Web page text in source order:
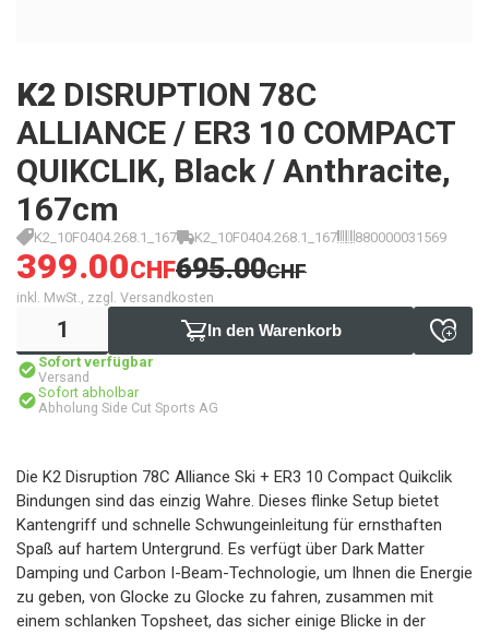
K2 DISRUPTION 78C
ALLIANCE / ER3 10 COMPACT
QUIKCLIK, Black / Anthracite,
167cm
K2_10F0404.268.1_167 K2_10F0404.268.1_167 880000031569
399.00CHF695.00CHF
inkl. MwSt., zzgl. Versandkosten
In den Warenkorb
Sofort verfügbar
Versand
Sofort abholbar
Abholung Side Cut Sports AG
Die K2 Disruption 78C Alliance Ski + ER3 10 Compact Quikclik
Bindungen sind das einzig Wahre. Dieses flinke Setup bietet
Kantengriff und schnelle Schwungeinleitung für ernsthaften
Spaß auf hartem Untergrund. Es verfügt über Dark Matter
Damping und Carbon I-Beam-Technologie, um Ihnen die Energie
zu geben, von Glocke zu Glocke zu fahren, zusammen mit
einem schlanken Topsheet, das sicher einige Blicke in der